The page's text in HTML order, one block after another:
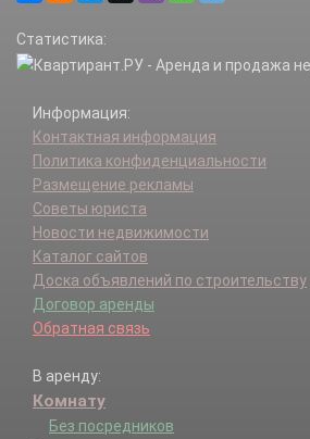
Статистика:
Информация:
Контактная информация
Политика конфиденциальности
Размещение рекламы
Советы юриста
Новости недвижимости
Каталог сайтов
Доска объявлений по строительству
Договор аренды
Обратная связь
В аренду:
Комнату
Без посредников